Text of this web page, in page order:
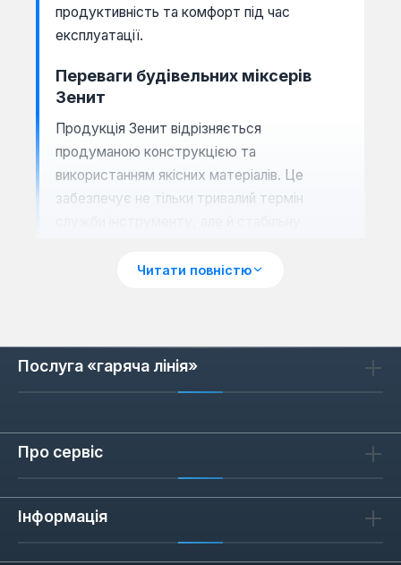
продуктивність та комфорт під час
експлуатації.
Переваги будівельних міксерів
Зенит
Продукція Зенит відрізняється
продуманою конструкцією та
використанням якісних матеріалів. Це
забезпечує не тільки тривалий термін
навантаженнях. Кожен міксер проходить
Висока потужність двигуна:
Забезпечує ефективне перемішування
Надійний редуктор:
Ергономічний дизайн:
та оптимальний розподіл ваги знижують
Читати повністю
Послуга «гаряча лінія»
Про сервіс
Інформація